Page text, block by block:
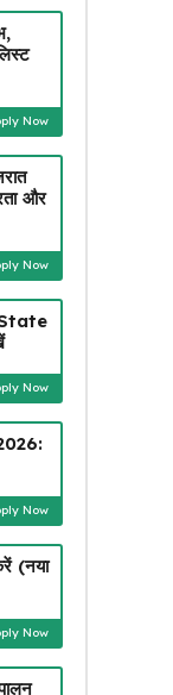
Now
और
Now
Now
Now
(नया
Now